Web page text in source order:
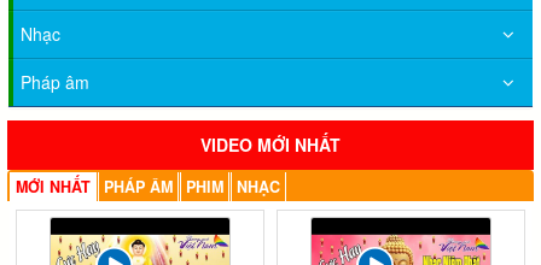
Nhạc
Pháp âm
VIDEO MỚI NHẤT
MỚI NHẤT PHÁP ÂM PHIM NHẠC